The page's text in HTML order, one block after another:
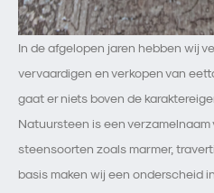
In de afgelopen jaren hebben wij
vervaardigen en verkopen van
gaat er niets boven de
Natuursteen is een
steensoorten zoals marmer,
basis maken wij een onderscheid